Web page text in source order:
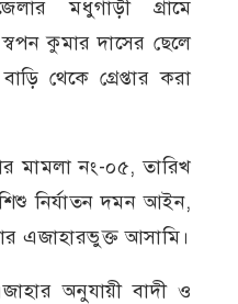
মধুগাড়ী গ্রামে
কুমার দাসের ছেলে
থেকে গ্রেপ্তার করা
মামলা নং-০৫, তারিখ
নির্যাতন দমন আইন,
এজাহারভুক্ত আসামি।
অনুযায়ী বাদী ও